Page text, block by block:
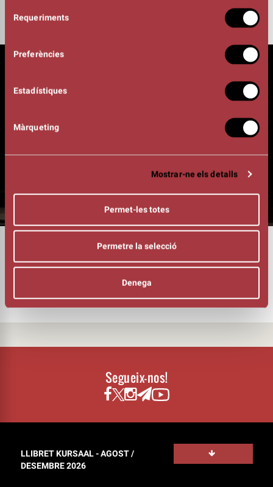
Requeriments
Preferències
Estadístiques
Màrqueting
Mostrar-ne els detalls
Permet-les totes
Permetre la selecció
Denega
INTÈRPRET
Segueix-nos!
LLIBRET KURSAAL - AGOST /
DESEMBRE 2026